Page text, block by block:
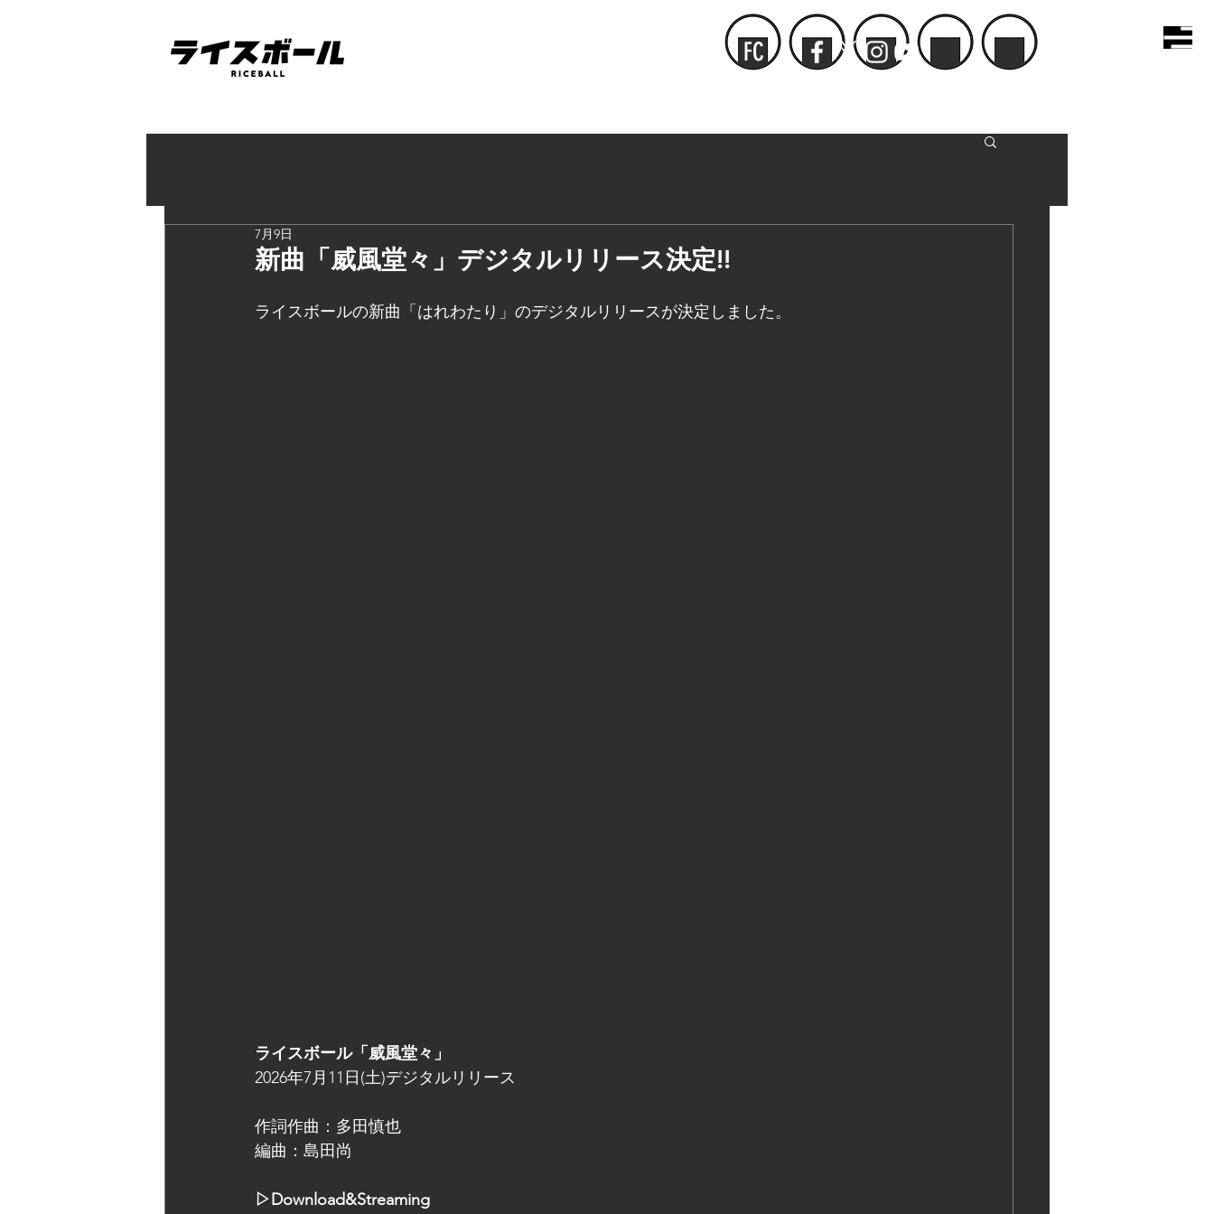
FC
新曲「威風堂々」デジタルリリース決定!!
7月9日
ライスボールの新曲「はれわたり」のデジタルリリースが決定しました。
ライスボール「威風堂々」
2026年7月11日(土)デジタルリリース
作詞作曲：多田慎也
編曲：島田尚
▷Download&Streaming